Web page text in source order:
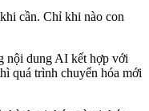
cần. Chỉ khi nào con
nội dung AI kết hợp với
quá trình chuyển hóa mới